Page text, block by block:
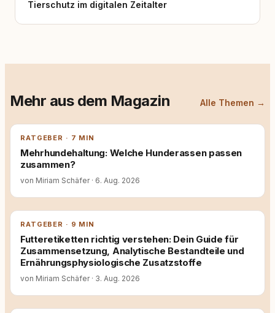
Tierschutz im digitalen Zeitalter
Mehr aus dem Magazin Alle Themen →
RATGEBER · 7 MIN
Mehrhundehaltung: Welche Hunderassen passen
zusammen?
von Miriam Schäfer · 6. Aug. 2026
RATGEBER · 9 MIN
Futteretiketten richtig verstehen: Dein Guide für
Zusammensetzung, Analytische Bestandteile und
Ernährungsphysiologische Zusatzstoffe
von Miriam Schäfer · 3. Aug. 2026